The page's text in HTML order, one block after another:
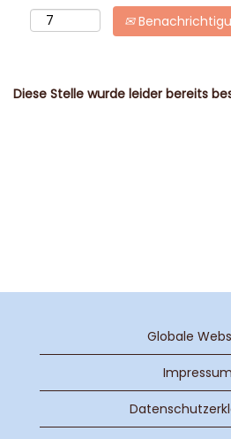
Diese Stelle wurde leider bereits
Globale
Impressum